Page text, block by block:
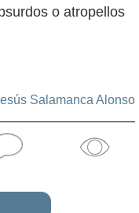
o atropellos
Salamanca Alonso